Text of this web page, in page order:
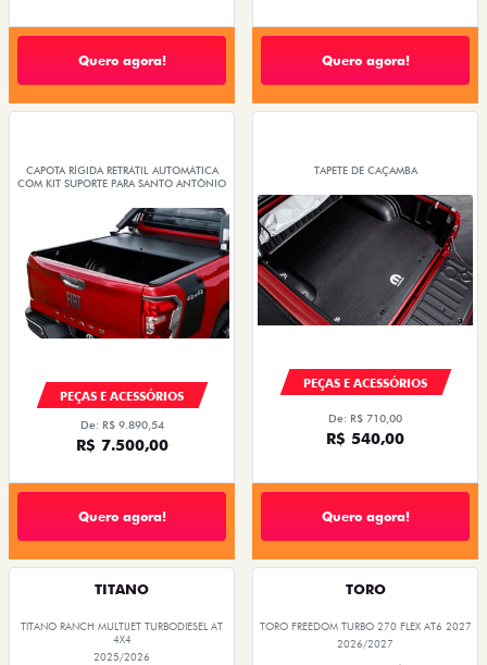
Quero agora! Quero agora!
CAPOTA RÍGIDA RETRÁTIL AUTOMÁTICA
COM KIT SUPORTE PARA SANTO ANTÔNIO
PEÇAS E ACESSÓRIOS
De: R$ 9.890,54
R$ 7.500,00
Quero agora!
TAPETE DE CAÇAMBA
PEÇAS E ACESSÓRIOS
De: R$ 710,00
R$ 540,00
Quero agora!
TITANO
TITANO RANCH MULTIJET TURBODIESEL AT
4X4
2025/2026
TORO
TORO FREEDOM TURBO 270 FLEX AT6 2027
2026/2027